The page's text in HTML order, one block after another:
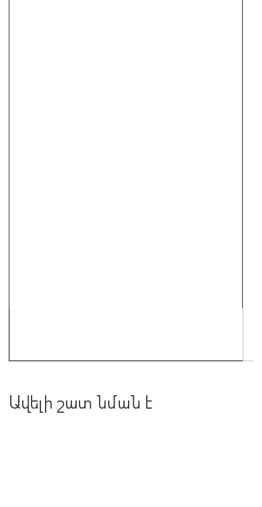
Ավելի շատ նման է